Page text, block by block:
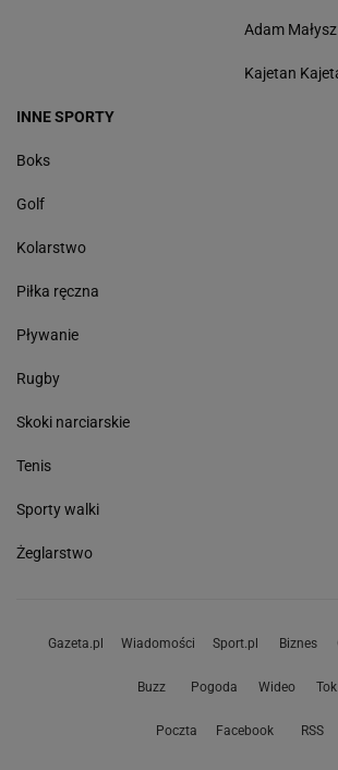
Adam Małysz
Kajetan
INNE SPORTY
Boks
Golf
Kolarstwo
Piłka ręczna
Pływanie
Rugby
Skoki narciarskie
Tenis
Sporty walki
Żeglarstwo
Gazeta.pl Wiadomości Sport.pl Biznes
Buzz Pogoda Wideo
Poczta Facebook RSS